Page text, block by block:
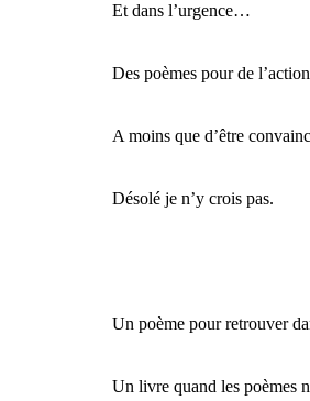
Et dans l’urgence…
Des poèmes pour de
A moins que d’être
Désolé je n’y crois pas.
Un poème pour retrouver
Un livre quand les poèmes